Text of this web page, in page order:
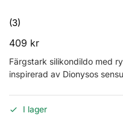
(3)
409 kr
Färgstark silikondildo med
inspirerad av Dionysos
I lager